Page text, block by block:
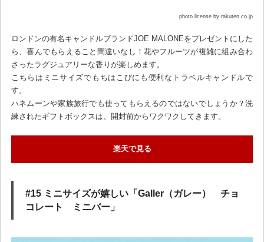
photo license by rakuten.co.jp
ロンドンの有名キャンドルブランドJOE MALONEをプレゼントにした
ら、喜んでもらえること間違いなし！花やフルーツが複雑に組み合わ
さったラグジュアリーな香りが楽しめます。
こちらはミニサイズでもちはこびにも便利なトラベルキャンドルで
す。
ハネムーンや家族旅行でも使ってもらえるのではないでしょうか？洗
練されたギフトボックスは、開封前からワクワクしてきます。
楽天で見る
#15 ミニサイズが嬉しい「Galler（ガレー） チョ
コレート ミニバー」